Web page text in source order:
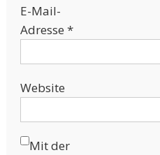
E-Mail-
Adresse *
Website
Mit der